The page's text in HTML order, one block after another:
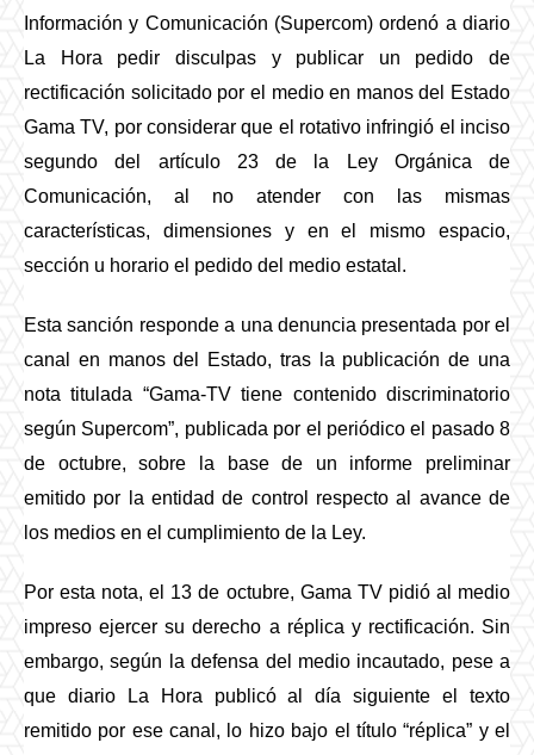
Información y Comunicación (Supercom) ordenó a diario
La Hora pedir disculpas y publicar un pedido de
rectificación solicitado por el medio en manos del Estado
Gama TV, por considerar que el rotativo infringió el inciso
segundo del artículo 23 de la Ley Orgánica de
Comunicación, al no atender con las mismas
características, dimensiones y en el mismo espacio,
sección u horario el pedido del medio estatal.
Esta sanción responde a una denuncia presentada por el
canal en manos del Estado, tras la publicación de una
nota titulada “Gama-TV tiene contenido discriminatorio
según Supercom”, publicada por el periódico el pasado 8
de octubre, sobre la base de un informe preliminar
emitido por la entidad de control respecto al avance de
los medios en el cumplimiento de la Ley.
Por esta nota, el 13 de octubre, Gama TV pidió al medio
impreso ejercer su derecho a réplica y rectificación. Sin
embargo, según la defensa del medio incautado, pese a
que diario La Hora publicó al día siguiente el texto
remitido por ese canal, lo hizo bajo el título “réplica” y el